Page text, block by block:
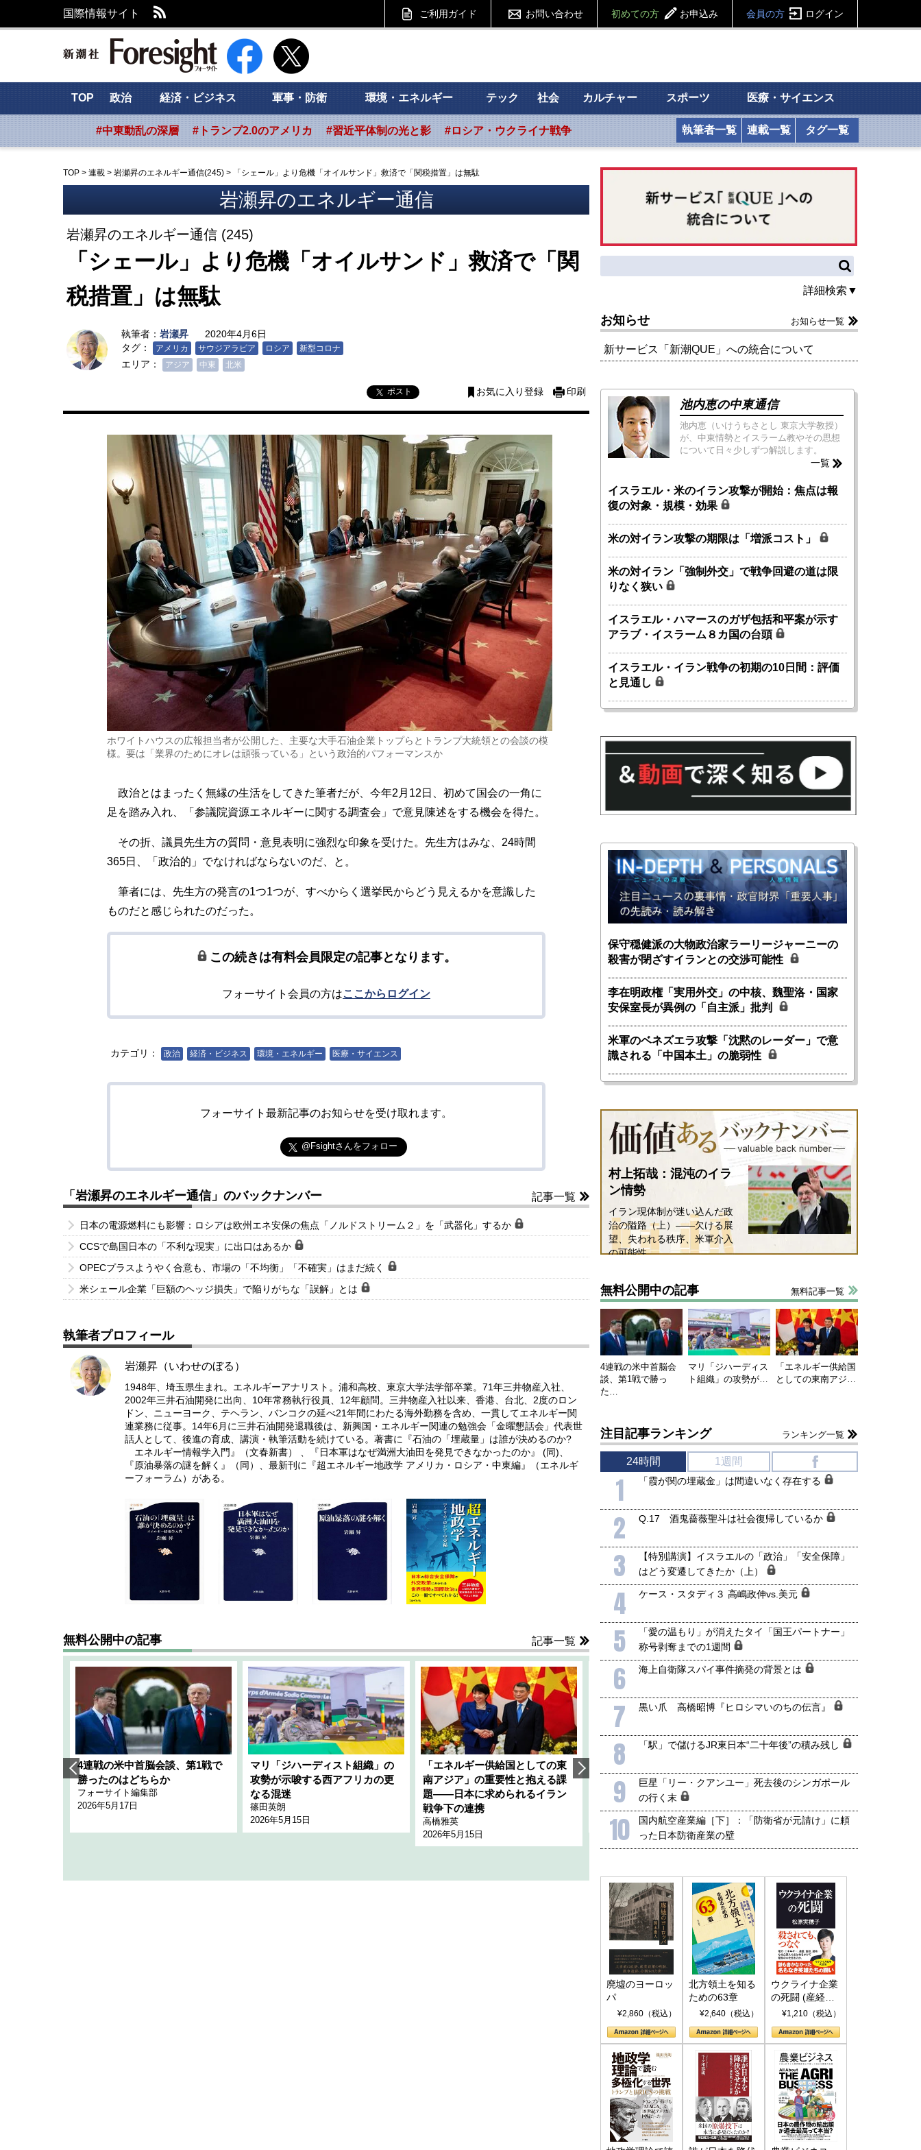
国際情報サイト ご利用ガイド お問い合わせ 初めての方 お申込み 会員の方 ログイン
新潮社 Foresight フォーサイト
TOP 政治 経済・ビジネス 軍事・防衛 環境・エネルギー テック 社会 カルチャー スポーツ 医療・サイエンス
#中東動乱の深層 #トランプ2.0のアメリカ #習近平体制の光と影 #ロシア・ウクライナ戦争 執筆者一覧 連載一覧 タグ一覧
TOP > 連載 > 岩瀬昇のエネルギー通信(245) > 「シェール」より危機「オイルサンド」救済で「関税措置」は無駄
岩瀬昇のエネルギー通信
岩瀬昇のエネルギー通信 (245)
「シェール」より危機「オイルサンド」救済で「関
税措置」は無駄
執筆者： 岩瀬昇
2020年4月6日
タグ：
アメリカ サウジアラビア ロシア 新型コロナ
エリア： アジア 中東 北米
ポスト お気に入り登録 印刷
ホワイトハウスの広報担当者が公開した、主要な大手石油企業トップらとトランプ大統領との会談の模
様。要は「業界のためにオレは頑張っている」という政治的パフォーマンスか
政治とはまったく無縁の生活をしてきた筆者だが、今年2月12日、初めて国会の一角に
足を踏み入れ、「参議院資源エネルギーに関する調査会」で意見陳述をする機会を得た。
その折、議員先生方の質問・意見表明に強烈な印象を受けた。先生方はみな、24時間
365日、「政治的」でなければならないのだ、と。
筆者には、先生方の発言の1つ1つが、すべからく選挙民からどう見えるかを意識した
ものだと感じられたのだった。
この続きは有料会員限定の記事となります。
フォーサイト会員の方はここからログイン
カテゴリ： 政治 経済・ビジネス 環境・エネルギー 医療・サイエンス
フォーサイト最新記事のお知らせを受け取れます。
@Fsightさんをフォロー
「岩瀬昇のエネルギー通信」のバックナンバー 記事一覧
日本の電源燃料にも影響：ロシアは欧州エネ安保の焦点「ノルドストリーム２」を「武器化」するか
CCSで島国日本の「不利な現実」に出口はあるか
OPECプラスようやく合意も、市場の「不均衡」「不確実」はまだ続く
米シェール企業「巨額のヘッジ損失」で陥りがちな「誤解」とは
執筆者プロフィール
岩瀬昇（いわせのぼる）
1948年、埼玉県生まれ。エネルギーアナリスト。浦和高校、東京大学法学部卒業。71年三井物産入社、
2002年三井石油開発に出向、10年常務執行役員、12年顧問。三井物産入社以来、香港、台北、2度のロン
ドン、ニューヨーク、テヘラン、バンコクの延べ21年間にわたる海外勤務を含め、一貫してエネルギー関
連業務に従事。14年6月に三井石油開発退職後は、新興国・エネルギー関連の勉強会「金曜懇話会」代表世
話人として、後進の育成、講演・執筆活動を続けている。著書に『石油の「埋蔵量」は誰が決めるのか?
エネルギー情報学入門』（文春新書） 、『日本軍はなぜ満洲大油田を発見できなかったのか』 (同)、
『原油暴落の謎を解く』（同）、最新刊に『超エネルギー地政学 アメリカ・ロシア・中東編』（エネルギ
ーフォーラム）がある。
無料公開中の記事 記事一覧
4連戦の米中首脳会談、第1戦で
勝ったのはどちらか
フォーサイト編集部
2026年5月17日
マリ「ジハーディスト組織」の
攻勢が示唆する西アフリカの更
なる混迷
篠田英朗
2026年5月15日
「エネルギー供給国としての東
南アジア」の重要性と抱える課
題――日本に求められるイラン
戦争下の連携
高橋雅英
2026年5月15日
韓国にも理解してほしい「極東
1905年体制」における日米韓安
全保障協力の意味
2026年5月15日
ネルギー転換が「中国依存」に
2026年5月14日
詳細検索▼
お知らせ お知らせ一覧
新サービス「新潮QUE」への統合について
池内恵の中東通信
池内恵（いけうちさとし 東京大学教授）
が、中東情勢とイスラーム教やその思想
について日々少しずつ解説します。
一覧
イスラエル・米のイラン攻撃が開始：焦点は報
復の対象・規模・効果
米の対イラン攻撃の期限は「増派コスト」
米の対イラン「強制外交」で戦争回避の道は限
りなく狭い
イスラエル・ハマースのガザ包括和平案が示す
アラブ・イスラーム８カ国の台頭
イスラエル・イラン戦争の初期の10日間：評価
と見通し
保守穏健派の大物政治家ラーリージャーニーの
殺害が閉ざすイランとの交渉可能性
李在明政権「実用外交」の中核、魏聖洛・国家
安保室長が異例の「自主派」批判
米軍のベネズエラ攻撃「沈黙のレーダー」で意
識される「中国本土」の脆弱性
村上拓哉：混沌のイラ
ン情勢
イラン現体制が迷い込んだ政
治の隘路（上）――欠ける展
望、失われる秩序、米軍介入
の可能性
無料公開中の記事 無料記事一覧
4連戦の米中首脳会
談、第1戦で勝っ
た…
マリ「ジハーディス
ト組織」の攻勢が…
「エネルギー供給国
としての東南アジ…
注目記事ランキング ランキング一覧
24時間 1週間
1 「霞が関の埋蔵金」は間違いなく存在する
2 Q.17 酒鬼薔薇聖斗は社会復帰しているか
3
【特別講演】イスラエルの「政治」「安全保障」
はどう変遷してきたか（上）
4 ケース・スタディ３ 高嶋政伸vs.美元
5
「愛の温もり」が消えたタイ「国王パートナー」
称号剥奪までの1週間
6 海上自衛隊スパイ事件摘発の背景とは
7 黒い爪 高橋昭博『ヒロシマいのちの伝言』
8 「駅」で儲けるJR東日本“二十年後”の積み残し
9
巨星「リー・クアンユー」死去後のシンガポール
の行く末
10
国内航空産業編［下］：「防衛省が元請け」に頼
った日本防衛産業の壁
廃墟のヨーロッ
パ
¥2,860（税込）
北方領土を知る
ための63章
¥2,640（税込）
ウクライナ企業
の死闘 (産経セ
レクト S 039)
¥1,210（税込）